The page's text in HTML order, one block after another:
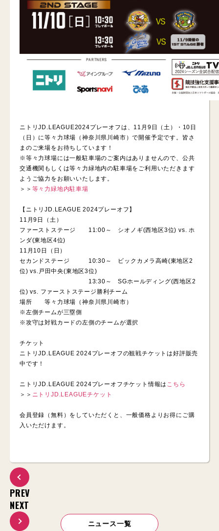
ニトリJD.LEAGUE2024プレーオフは、11月9日（土）・10日
（日）に等々力球場（神奈川県川崎市）で開催予定です。皆さ
まのご来場をお待ちしています！
※等々力球場には一般駐車場のご案内はありませんので、公共
交通機関もしくは等々力緑地内の駐車場をご利用いただきます
ようご協力をお願いいたします。
＞＞ 等々力緑地内駐車場
【ニトリJD.LEAGUE 2024プレーオフ】
11月9日（土）
ファーストステージ 11:00～ シオノギ(西地区3位) vs. ホ
ンダ(東地区4位)
11月10日（日）
セカンドステージ 10:30～ ビックカメラ高崎(東地区2
位) vs.戸田中央(東地区3位)
13:30～ SGホールディング(西地区2
位) vs. ファーストステージ勝利チーム
場所 等々力球場（神奈川県川崎市）
※左側チームが三塁側
※攻守は対戦カードの左側のチームが選択
チケット
ニトリJD.LEAGUE 2024プレーオフの観戦チケットは好評販売
中です！
ニトリJD.LEAGUE 2024プレーオフチケット情報は こちら
＞＞ ニトリJD.LEAGUEチケット
会員登録（無料）をしていただくと、一般価格よりお得にご購
入いただけます。
PREV
ニュース一覧
NEXT